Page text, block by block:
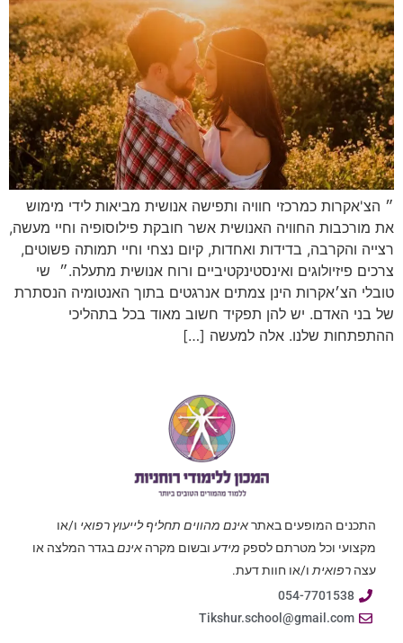
״ הצ'אקרות כמרכזי חוויה ותפישה אנושית מביאות לידי מימוש
את מורכבות החוויה האנושית אשר חובקת פילוסופיה וחיי מעשה,
רצייה והקרבה, בדידות ואחדות, קיום נצחי וחיי תמותה פשוטים,
צרכים פיזיולוגים ואינסטינקטיביים ורוח אנושית מתעלה.״ שי
טובלי הצ׳אקרות הינן צמתים אנרגטים בתוך האנטומיה הנסתרת
של בני האדם. יש להן תפקיד חשוב מאוד בכל בתהליכי
ההתפתחות שלנו. אלה למעשה […]
התכנים המופעים באתראינם מהווים תחליף לייעוץ רפואי ו/או
מקצועי וכל מטרתם לספק מידע ובשום מקרה אינםבגדר המלצה או
עצה רפואית ו/או חוות דעת.
054-7701538
Tikshur.school@gmail.com